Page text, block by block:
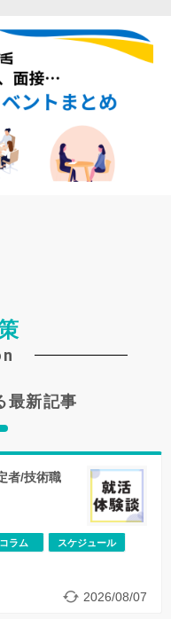
最新記事
者/技術職
2026/08/07
コラム スケジュール